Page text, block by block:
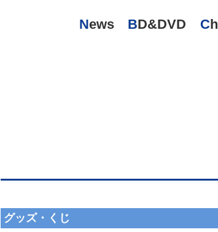
News BD&DVD
グッズ・くじ